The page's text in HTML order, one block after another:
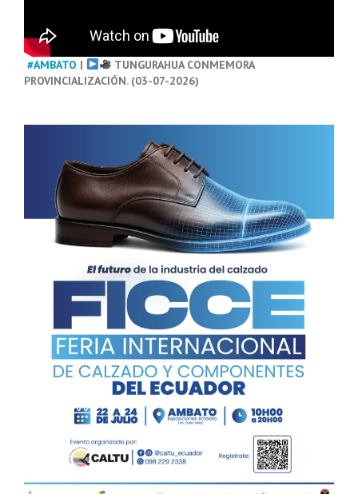
#AMBATO |
TUNGURAHUA CONMEMORA
PROVINCIALIZACIÓN. (03-07-2026)